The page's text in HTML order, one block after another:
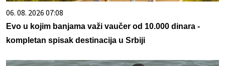
06. 08. 2026 07:08
Evo u kojim banjama važi vaučer od 10.000 dinara -
kompletan spisak destinacija u Srbiji